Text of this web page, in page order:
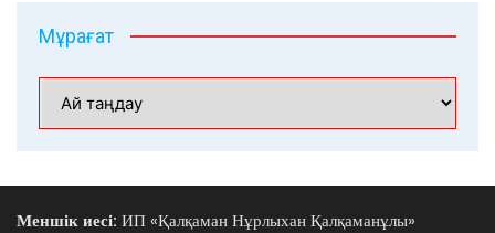
Мұрағат
Меншік иесі: ИП «Қалқаман Нұрлыхан Қалқаманұлы»